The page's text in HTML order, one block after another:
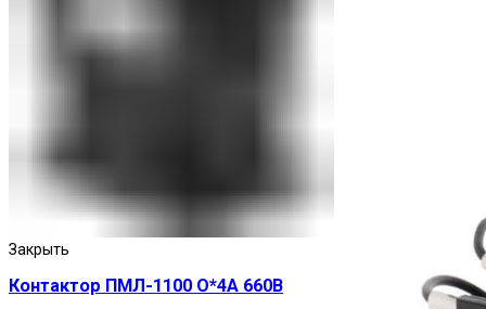
Закрыть
Контактор ПМЛ-1100 О*4А 660В